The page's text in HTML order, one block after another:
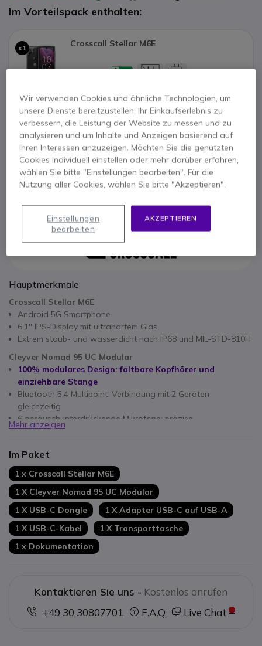
Im Vorteilspack enthalten:
x1 Crosscall Stellar M6E
x1 Cleyver Nomad 95 UC Modular
126,05 € 5-7.5
W
usb pd
2 JahreHerstellergarantie
Hauptmerkmale
Crosscall Stellar M6E
Android 5G Smartphone
6,1'' IPS-Display mit ultrahartem Glas
Extrem staub- und wasserdicht nach IP68 und MIL-STD-810H
Cleyver Nomad 95 UC Modular
100% modulares Design: faltbare Kopfhörer und
einziehbare Stange
Bluetooth 5.4 Multipoint: Verbindung mit 2 Geräten
gleichzeitig
6 geräuschunterdrückende Mikrofone: präzise
Spracherfassung
Mehr anzeigen
Im Paket
1 x Crosscall Stellar M6E
1 X Cleyver Nomad 95 UC Modular
1 X USB-C Dongle
1 X Adapter USB-C auf USB-A
1 X USB-C-Kabel
1 X Transporttasche
1 x Dokumentation
Kontaktieren Sie uns - Kostenlos anrufen
+49 30 30807701
F.A.Q Live Chat
Wir verwenden Cookies und ähnliche Technologien, um
unsere Dienste bereitzustellen, Ihr Einkaufserlebnis zu
verbessern, die Leistung der Website zu messen und zu
analysieren und um Inhalte und Anzeigen basierend auf
Ihren Interessen anzuzeigen. Möchten Sie die genutzten
Cookies individuell einstellen oder mehr darüber erfahren,
wählen Sie bitte "Einstellungen bearbeiten". Für die
Nutzung aller Cookies, wählen Sie bitte "Akzeptieren".
AKZEPTIEREN
Einstellungen
bearbeiten